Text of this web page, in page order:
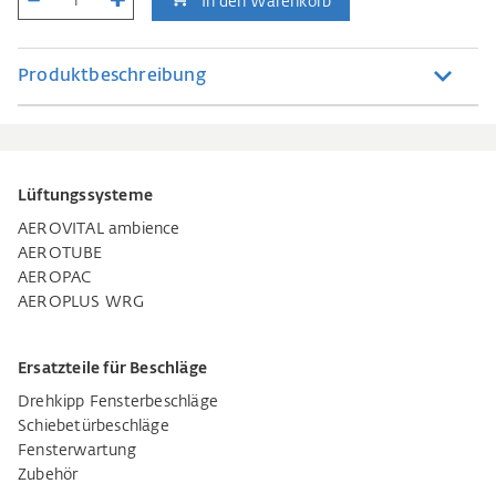
Produktbeschreibung
Lüftungssysteme
AEROVITAL ambience
AEROTUBE
AEROPAC
AEROPLUS WRG
Ersatzteile für Beschläge
Drehkipp Fensterbeschläge
Schiebetürbeschläge
Fensterwartung
Zubehör